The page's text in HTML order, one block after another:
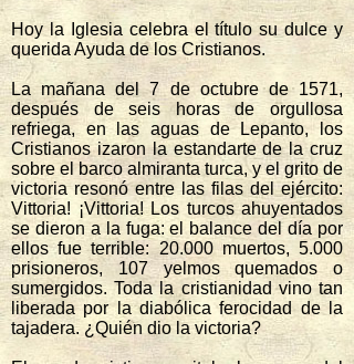
Hoy la Iglesia celebra el título su dulce y
querida Ayuda de los Cristianos.
La mañana del 7 de octubre de 1571,
después de seis horas de orgullosa
refriega, en las aguas de Lepanto, los
Cristianos izaron la estandarte de la cruz
sobre el barco almiranta turca, y el grito de
victoria resonó entre las filas del ejército:
Vittoria! ¡Vittoria! Los turcos ahuyentados
se dieron a la fuga: el balance del día por
ellos fue terrible: 20.000 muertos, 5.000
prisioneros, 107 yelmos quemados o
sumergidos. Toda la cristianidad vino tan
liberada por la diabólica ferocidad de la
tajadera. ¿Quién dio la victoria?